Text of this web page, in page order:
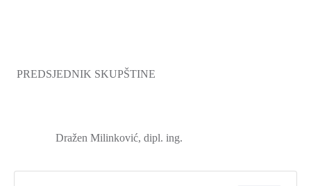
PREDSJEDNIK SKUPŠTINE
Dražen Milinković, dipl. ing.